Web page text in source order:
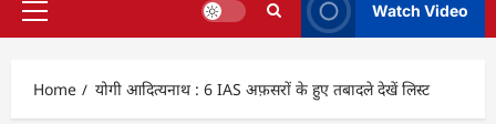
Primary
Watch Video
Home योगी आदित्यनाथ : 6 IAS अफ़सरों के हुए तबादले देखें लिस्ट